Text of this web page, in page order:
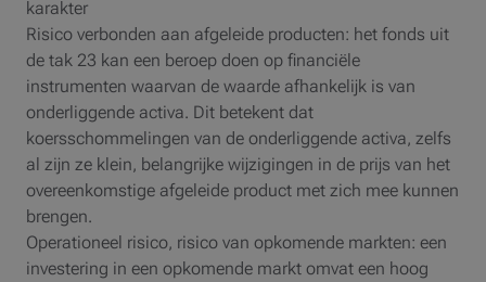
karakter
Risico verbonden aan afgeleide producten: het fonds uit
de tak 23 kan een beroep doen op financiële
instrumenten waarvan de waarde afhankelijk is van
onderliggende activa. Dit betekent dat
koersschommelingen van de onderliggende activa, zelfs
al zijn ze klein, belangrijke wijzigingen in de prijs van het
overeenkomstige afgeleide product met zich mee kunnen
brengen.
Operationeel risico, risico van opkomende markten: een
investering in een opkomende markt omvat een hoog